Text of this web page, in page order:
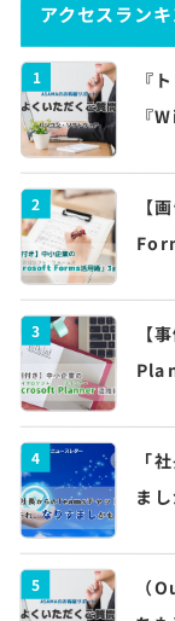
アクセスラン
1 『
『
2 【
3 【
4 「
ま
5 （